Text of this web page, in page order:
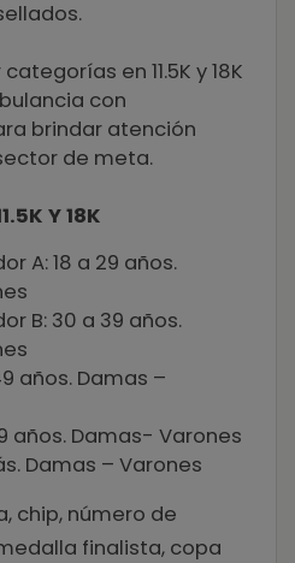
en 11.5K y 18K
con
brindar atención
de meta.
Y 18K
A: 18 a 29 años.
B: 30 a 39 años.
años. Damas –
años. Damas- Varones
Damas – Varones
chip, número de
finalista, copa